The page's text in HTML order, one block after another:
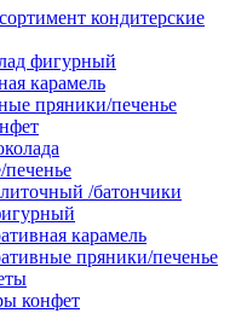
кондитерские
фигурный
карамель
пряники/печенье
/батончики
карамель
пряники/печенье
конфет